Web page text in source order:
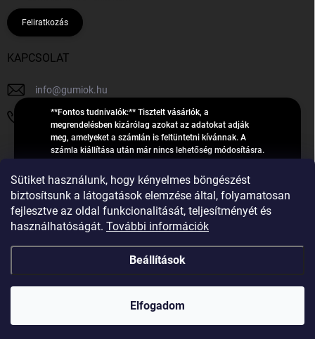
Sütiket használunk, hogy kényelmes böngészést
biztosítsunk a látogatások elemzése által, folyamatosan
fejlesztve az oldal funkcionalitását, teljesítményét és
használhatóságát. További információk
Beállítások
Elfogadom
**Fontos tudnivalók:** Tisztelt vásárlók, a
megrendelésben kizárólag azokat az adatokat adják
meg, amelyeket a számlán is feltüntetni kívánnak. A
számla kiállítása után már nincs lehetőség módosításra.
feldolgozása” státusz alatt van lehetőség! Csak új,
**2023-ban, 2024-ben vagy 2025-ben** gyártott
gumiabroncsokat árusítunk – a gumik **pontos DOT-
számáról nem adunk felvilágosítást**! Köszönjük. A
feldolgozás alatt álló nagyszámú megrendelésre
vagy feldolgozásáról való tájékoztatásra. Csak
válaszolunk a **[gumisuperke@gmail.com]
(mailto:gumisuperke@gmail.com)** címre küldött e-mail
Feliratkozás
KAPCSOLAT
info@gumiok.hu
+36705429902
R
U
K
E
R
Árukereső.hu
gumiok
GumiOK.hu webáruház